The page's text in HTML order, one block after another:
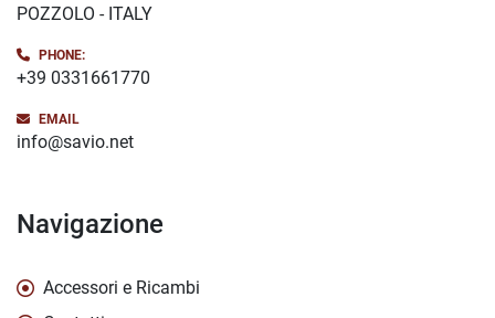
POZZOLO - ITALY
PHONE:
+39 0331661770
EMAIL
info@savio.net
Navigazione
Accessori e Ricambi